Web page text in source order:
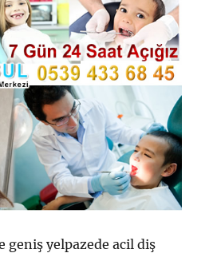
geniş yelpazede acil diş